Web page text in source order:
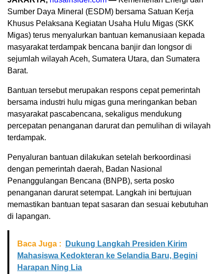
Sumber Daya Mineral (ESDM) bersama Satuan Kerja
Khusus Pelaksana Kegiatan Usaha Hulu Migas (SKK
Migas) terus menyalurkan bantuan kemanusiaan kepada
masyarakat terdampak bencana banjir dan longsor di
sejumlah wilayah Aceh, Sumatera Utara, dan Sumatera
Barat.
Bantuan tersebut merupakan respons cepat pemerintah
bersama industri hulu migas guna meringankan beban
masyarakat pascabencana, sekaligus mendukung
percepatan penanganan darurat dan pemulihan di wilayah
terdampak.
Penyaluran bantuan dilakukan setelah berkoordinasi
dengan pemerintah daerah, Badan Nasional
Penanggulangan Bencana (BNPB), serta posko
penanganan darurat setempat. Langkah ini bertujuan
memastikan bantuan tepat sasaran dan sesuai kebutuhan
di lapangan.
Baca Juga :
Dukung Langkah Presiden Kirim
Mahasiswa Kedokteran ke Selandia Baru, Begini
Harapan Ning Lia